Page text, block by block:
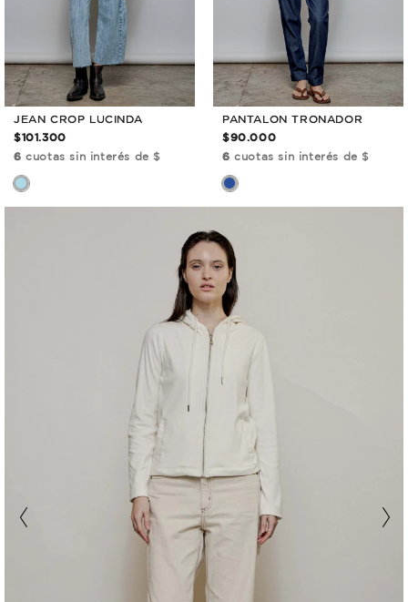
JEAN CROP LUCINDA
$101.300
6 cuotas sin interés de $
PANTALON TRONADOR
$90.000
6 cuotas sin interés de $